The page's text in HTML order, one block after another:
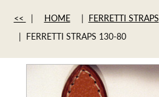
<< | HOME | FERRETTI STRAPS
| FERRETTI STRAPS 130-80